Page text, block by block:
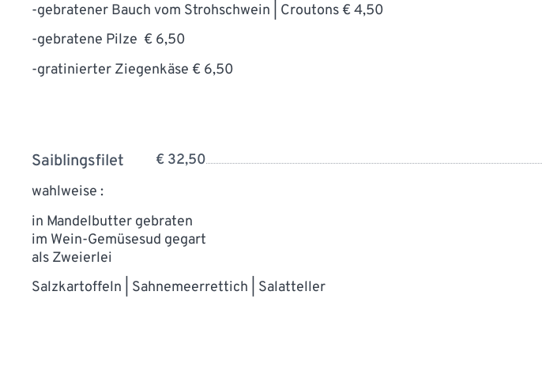
-gebratener Bauch vom Strohschwein | Croutons € 4,50
-gebratene Pilze € 6,50
-gratinierter Ziegenkäse € 6,50
Saiblingsfilet
€ 32,50
wahlweise :
in Mandelbutter gebraten
im Wein-Gemüsesud gegart
als Zweierlei
Salzkartoffeln | Sahnemeerrettich | Salatteller